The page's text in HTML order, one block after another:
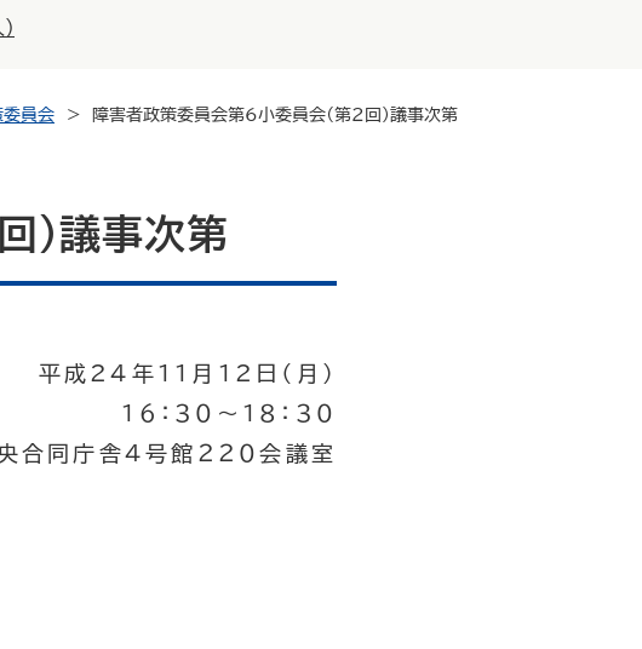
委員会 障害者政策委員会第6小委員会（第2回）議事次第
）議事次第
平成24年11月12日（月）
１６：３０～１８：３０
合同庁舎４号館２２０会議室